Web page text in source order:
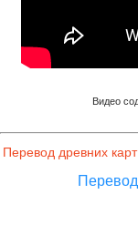
Видео
Перевод древних